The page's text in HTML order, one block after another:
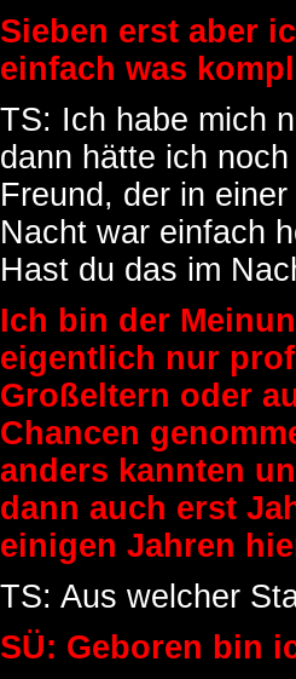
Sieben erst aber
einfach was
TS: Ich habe mich
dann hätte ich
Freund, der in
Nacht war einfach
Hast du das im
Ich bin der
eigentlich nur
Großeltern oder
Chancen
anders kannten
dann auch erst
einigen Jahren
TS: Aus welcher
SÜ: Geboren bin